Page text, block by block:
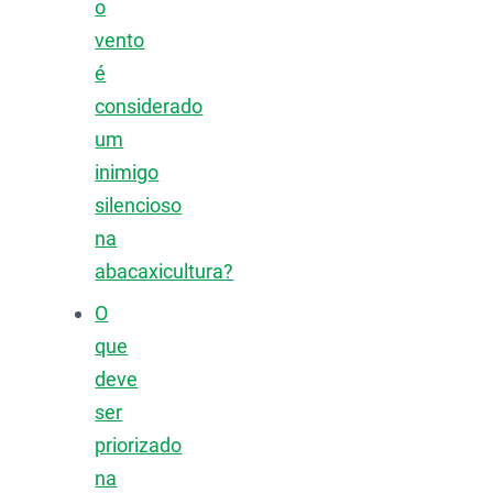
o
vento
é
considerado
um
inimigo
silencioso
na
abacaxicultura?
O
que
deve
ser
priorizado
na